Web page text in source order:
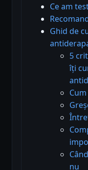
Ce am
Ghid de
5
îți
nu